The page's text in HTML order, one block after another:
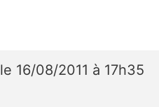
le 16/08/2011 à 17h35